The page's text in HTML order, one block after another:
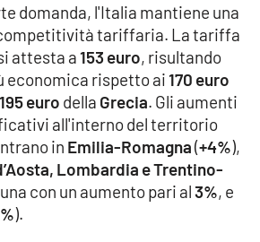
domanda, l'Italia mantiene una
tariffaria. La tariffa
attesta a153 euro, risultando
economica rispetto ai170 euro
195 euro della Grecia. Gli aumenti
all'interno del territorio
in Emilia-Romagna(+4%),
Lombardia e Trentino-
con un aumento pari al3%, e
).